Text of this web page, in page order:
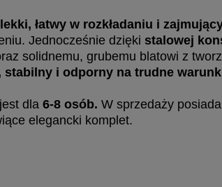
lekki, łatwy w rozkładaniu i
Jednocześnie dzięki stalowej
solidnemu, grubemu blatowi z
stabilny i odporny na trudne
dla 6-8 osób. W sprzedaży
elegancki komplet.